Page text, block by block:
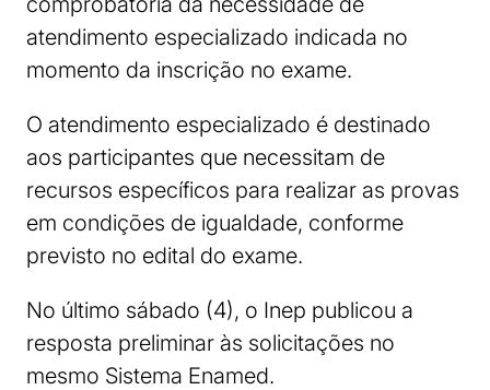
atendimento especializado indicada no
momento da inscrição no exame.
O atendimento especializado é destinado
aos participantes que necessitam de
recursos específicos para realizar as provas
em condições de igualdade, conforme
previsto no edital do exame.
No último sábado (4), o Inep publicou a
resposta preliminar às solicitações no
mesmo Sistema Enamed.